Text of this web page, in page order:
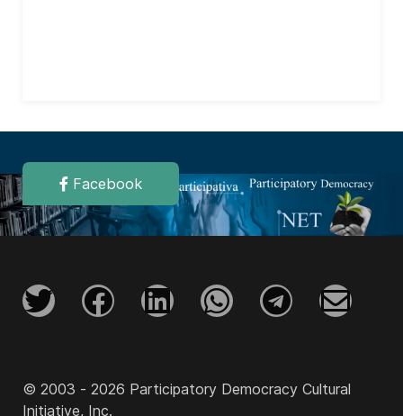
Facebook
© 2003 - 2026 Participatory Democracy Cultural
Initiative, Inc.